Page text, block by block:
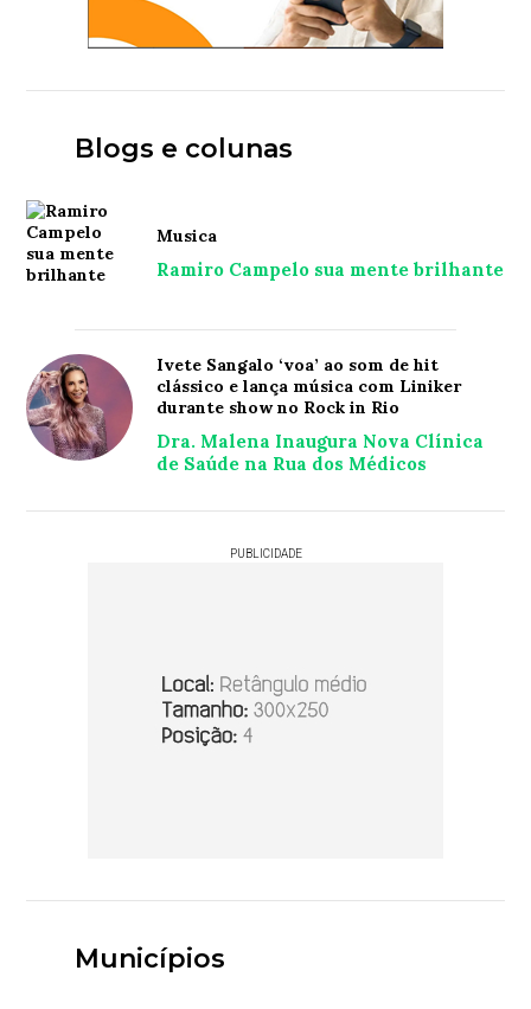
Blogs e colunas
Musica
Ramiro Campelo sua mente brilhante
Ivete Sangalo ‘voa’ ao som de hit
clássico e lança música com Liniker
durante show no Rock in Rio
Dra. Malena Inaugura Nova Clínica
de Saúde na Rua dos Médicos
PUBLICIDADE
Municípios